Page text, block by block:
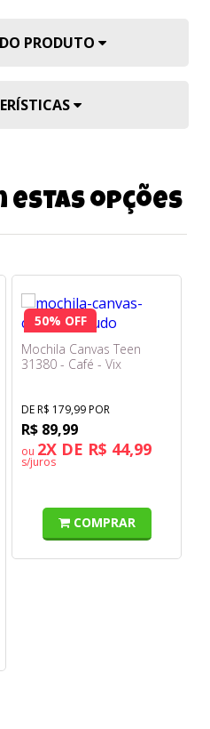
PRODUTO
estas opções
50% OFF
Mochila Canvas Teen
31380 - Café - Vix
DE R$ 179,99 POR
R$ 89,99
ou 2X DE R$ 44,99
s/juros
COMPRAR